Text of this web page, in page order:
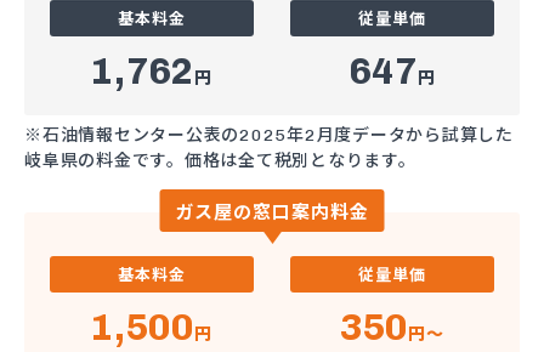
基本料金
1,762 円
従量単価
647円
※石油情報センター公表の2025年2月度データから試算した
岐阜県の料金です。価格は全て税別となります。
ガス屋の窓口案内料金
基本料金
1,500円
従量単価
350円～